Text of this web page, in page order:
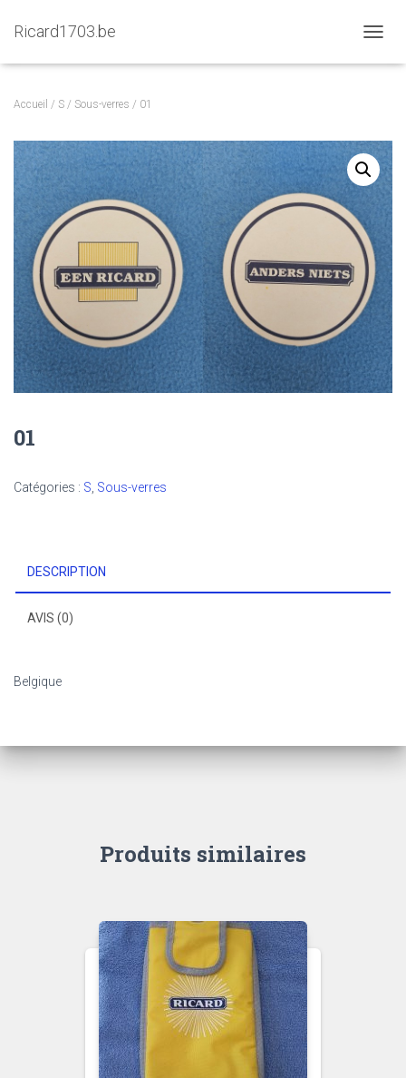
Ricard1703.be
É
R
L
A
N
I
A
N
Accueil / S / Sous-verres / 01
01
Catégories : S, Sous-verres
DESCRIPTION
AVIS (0)
Belgique
Produits similaires